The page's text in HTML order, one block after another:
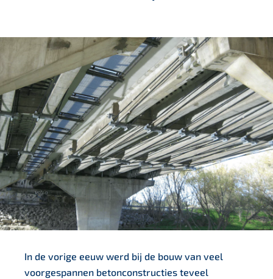
In de vorige eeuw werd bij de bouw van veel
voorgespannen betonconstructies teveel